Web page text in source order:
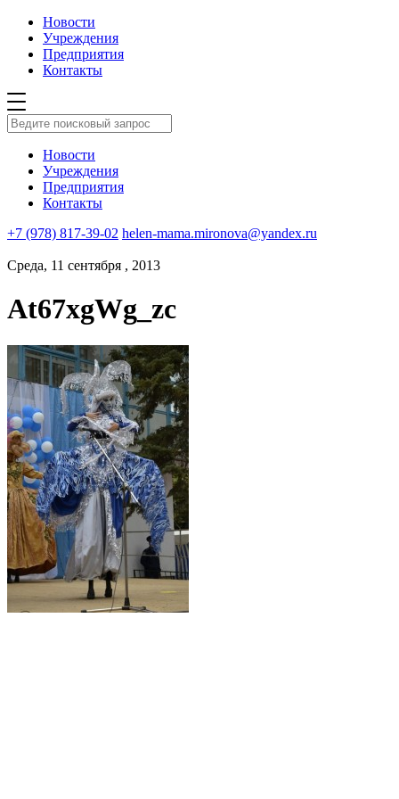
Новости
Учреждения
Предприятия
Контакты
Новости
Учреждения
Предприятия
Контакты
+7 (978) 817-39-02 helen-mama.mironova@yandex.ru
Среда, 11 сентября , 2013
At67xgWg_zc